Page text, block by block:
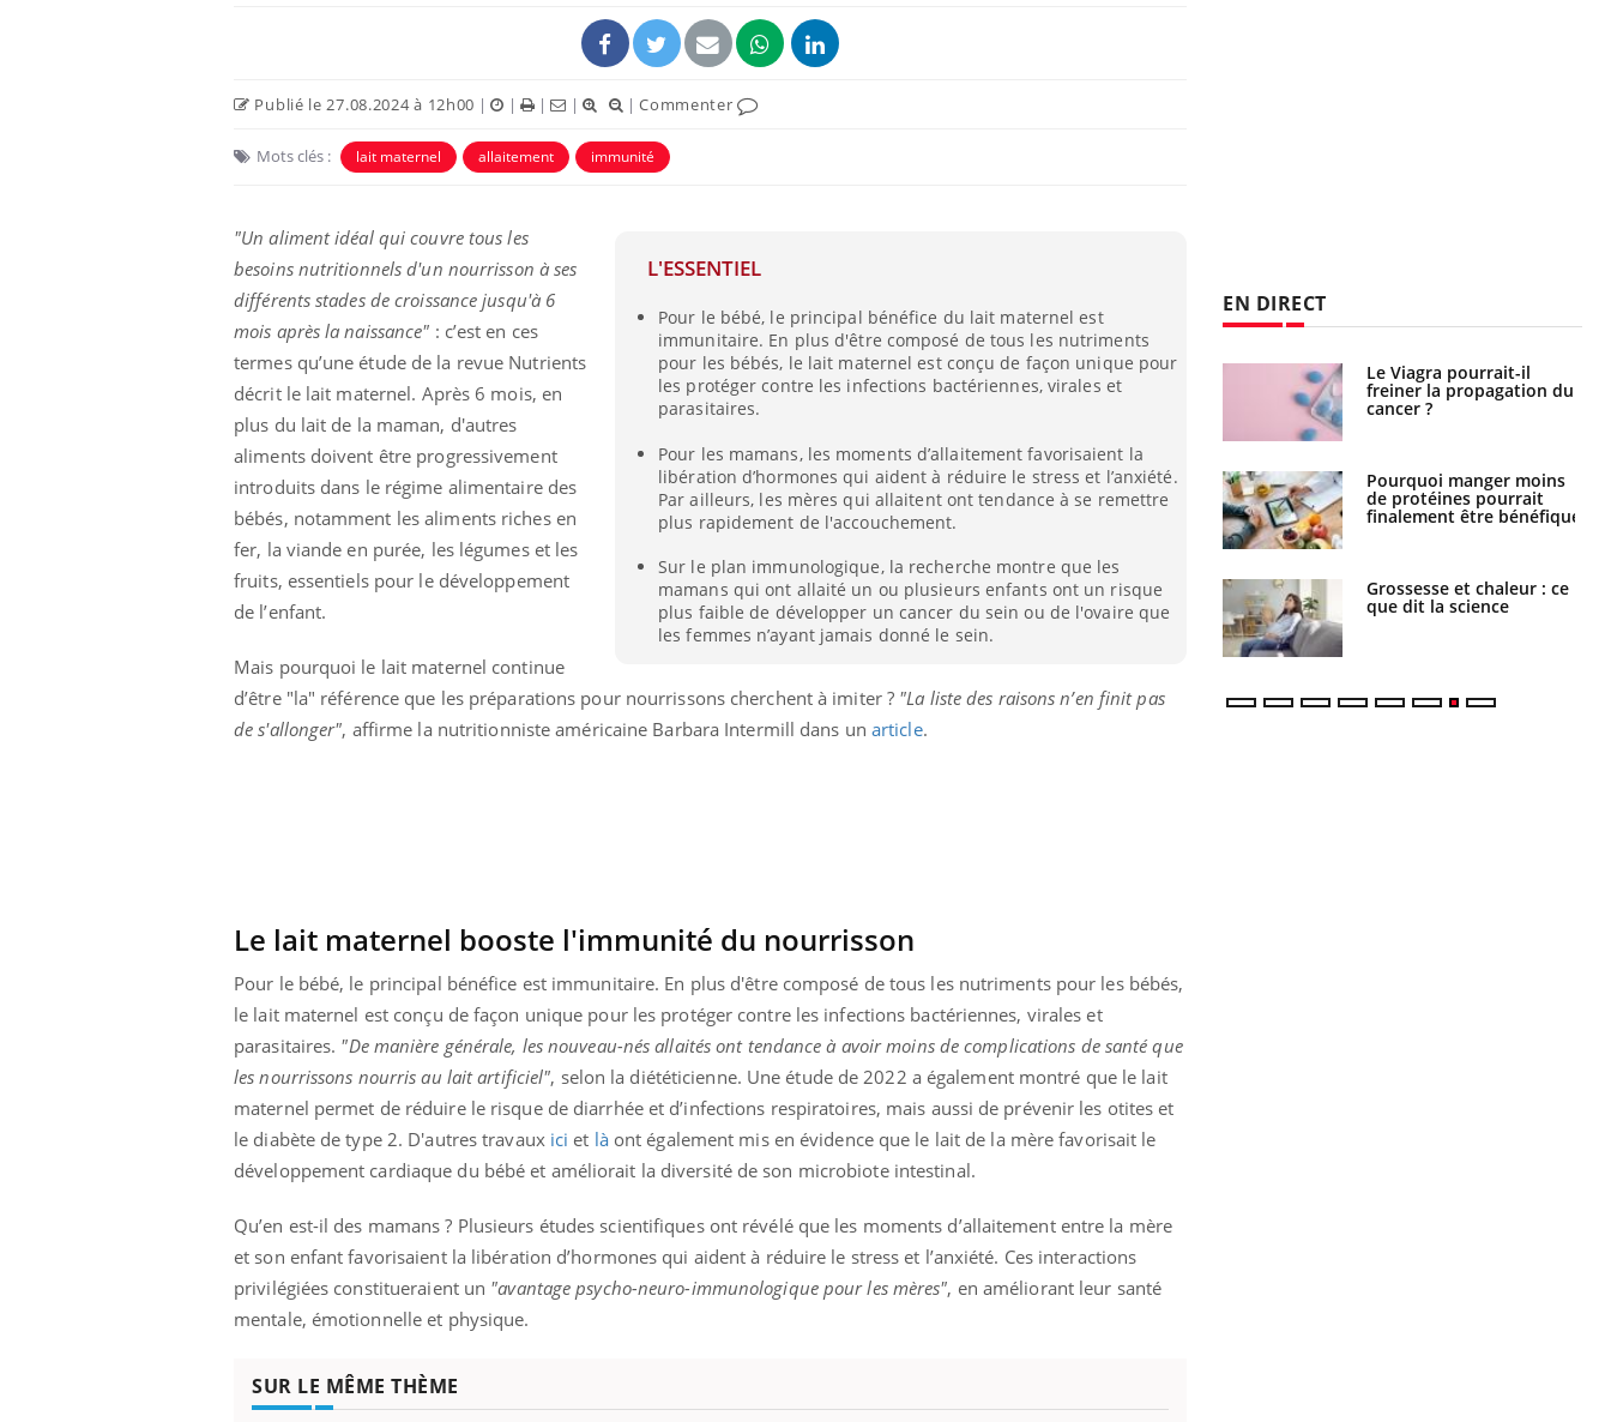
Publié le 27.08.2024 à 12h00 | | | | |Commenter
Mots clés : lait maternel allaitement immunité
L'ESSENTIEL
Pour le bébé, le principal bénéfice du lait maternel est
immunitaire. En plus d'être composé de tous les nutriments
pour les bébés, le lait maternel est conçu de façon unique pour
les protéger contre les infections bactériennes, virales et
parasitaires.
Pour les mamans, les moments d’allaitement favorisaient la
libération d’hormones qui aident à réduire le stress et l’anxiété.
Par ailleurs, les mères qui allaitent ont tendance à se remettre
plus rapidement de l'accouchement.
Sur le plan immunologique, la recherche montre que les
mamans qui ont allaité un ou plusieurs enfants ont un risque
plus faible de développer un cancer du sein ou de l'ovaire que
les femmes n’ayant jamais donné le sein.
"Un aliment idéal qui couvre tous les
besoins nutritionnels d'un nourrisson à ses
différents stades de croissance jusqu'à 6
mois après la naissance" : c’est en ces
termes qu’une étude de la revue Nutrients
décrit le lait maternel. Après 6 mois, en
plus du lait de la maman, d'autres
aliments doivent être progressivement
introduits dans le régime alimentaire des
bébés, notamment les aliments riches en
fer, la viande en purée, les légumes et les
fruits, essentiels pour le développement
de l’enfant.
Mais pourquoi le lait maternel continue
d’être "la" référence que les préparations pour nourrissons cherchent à imiter ? "La liste des raisons n’en finit pas
de s'allonger", affirme la nutritionniste américaine Barbara Intermill dans un article.
Le lait maternel booste l'immunité du nourrisson
Pour le bébé, le principal bénéfice est immunitaire. En plus d'être composé de tous les nutriments pour les bébés,
le lait maternel est conçu de façon unique pour les protéger contre les infections bactériennes, virales et
parasitaires. "De manière générale, les nouveau-nés allaités ont tendance à avoir moins de complications de santé que
les nourrissons nourris au lait artificiel", selon la diététicienne. Une étude de 2022 a également montré que le lait
maternel permet de réduire le risque de diarrhée et d’infections respiratoires, mais aussi de prévenir les otites et
le diabète de type 2. D'autres travaux ici et làont également mis en évidence que le lait de la mère favorisait le
développement cardiaque du bébé et améliorait la diversité de son microbiote intestinal.
Qu’en est-il des mamans ? Plusieurs études scientifiques ont révélé que les moments d’allaitement entre la mère
et son enfant favorisaient la libération d’hormones qui aident à réduire le stress et l’anxiété. Ces interactions
privilégiées constitueraient un "avantage psycho-neuro-immunologique pour les mères", en améliorant leur santé
mentale, émotionnelle et physique.
SUR LE MÊME THÈME
EN DIRECT
Toujours connectés :
comment le travail
empiète de plus en plus
sur nos soirées
Cancer colorectal : une
stratégie simple aurait
changé la donne au Pays
Chikungunya, dengue,
West Nile : que se passe-
t-il dans le sud de la
Les médicaments GLP-1
protègent-ils aussi les os
Cytomégalovirus : ce qui
change dans la prise en
charge des femmes
enceintes
La sieste empêche-t-elle
de dormir la nuit ?
VIH : la fin du comprimé
tous les jours se profile-t-
Pourquoi votre ventre
gâche-t-il les premiers
Fortes chaleurs :
pourquoi le risque de
noyade grimpe-t-il ?
Le Viagra pourrait-il
freiner la propagation du
cancer ?
Pourquoi manger moins
de protéines pourrait
finalement être bénéfique
Grossesse et chaleur : ce
que dit la science